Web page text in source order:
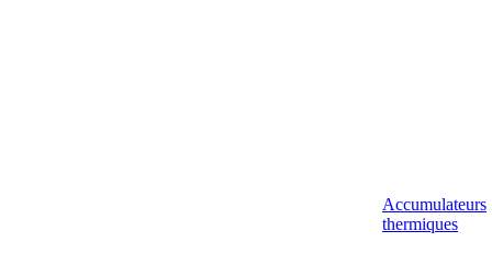
Accumulateurs
thermiques